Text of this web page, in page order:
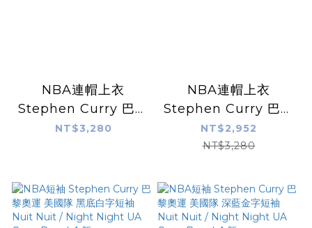
NBA連帽上衣
Stephen Curry 巴黎
奧運 美國隊 黑底白字
UA Curry Brand 全
新
NT$3,280
NBA連帽上衣
Stephen Curry 巴黎
奧運 美國隊 深藍金字
連帽上衣 刷毛 Nuit
UA Curry Brand 全
新
NT$2,952
NT$3,280